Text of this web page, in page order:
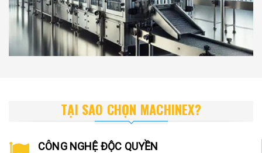
TẠI SAO CHỌN MACHINEX?
CÔNG NGHỆ ĐỘC QUYỀN